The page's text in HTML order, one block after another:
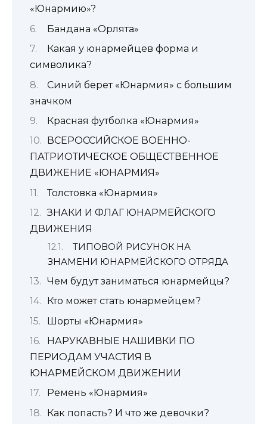
«Юнармию»?
Бандана «Орлята»
Какая у юнармейцев форма и
символика?
Синий берет «Юнармия» с большим
значком
Красная футболка «Юнармия»
ВСЕРОССИЙСКОЕ ВОЕННО-
ПАТРИОТИЧЕСКОЕ ОБЩЕСТВЕННОЕ
ДВИЖЕНИЕ «ЮНАРМИЯ»
Толстовка «Юнармия»
ЗНАКИ И ФЛАГ ЮНАРМЕЙСКОГО
ДВИЖЕНИЯ
ТИПОВОЙ РИСУНОК НА
ЗНАМЕНИ ЮНАРМЕЙСКОГО ОТРЯДА
Чем будут заниматься юнармейцы?
Кто может стать юнармейцем?
Шорты «Юнармия»
НАРУКАВНЫЕ НАШИВКИ ПО
ПЕРИОДАМ УЧАСТИЯ В
ЮНАРМЕЙСКОМ ДВИЖЕНИИ
Ремень «Юнармия»
Как попасть? И что же девочки?